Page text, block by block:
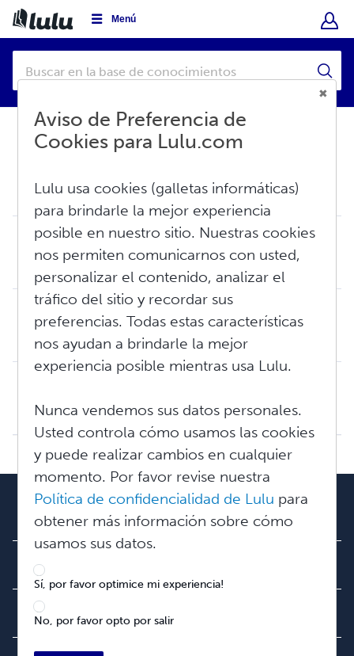
Menú
Base de conocimientos
Libro digital
Creación de libros digitales: Conceptos básicos
Vie, Jun 5, 2026 a 2:27 P. M.
Guía de creación de libros digitales en PDF
Jue, Nov 12, 2020 a 10:05 A. M.
Jue, Jun 5, 2025 a 12:31 P. M.
Nuestro equipo
Acerca de nosotros
Empleo
Sala de prensa
Comunidad
Aviso de Preferencia de
Cookies para Lulu.com
Lulu usa cookies (galletas informáticas)
para brindarle la mejor experiencia
posible en nuestro sitio. Nuestras cookies
nos permiten comunicarnos con usted,
personalizar el contenido, analizar el
tráfico del sitio y recordar sus
preferencias. Todas estas características
nos ayudan a brindarle la mejor
experiencia posible mientras usa Lulu.
Nunca vendemos sus datos personales.
Usted controla cómo usamos las cookies
y puede realizar cambios en cualquier
momento. Por favor revise nuestra
Política de confidencialidad de Lulu para
obtener más información sobre cómo
usamos sus datos.
Sí, por favor optimice mi experiencia!
No, por favor opto por salir